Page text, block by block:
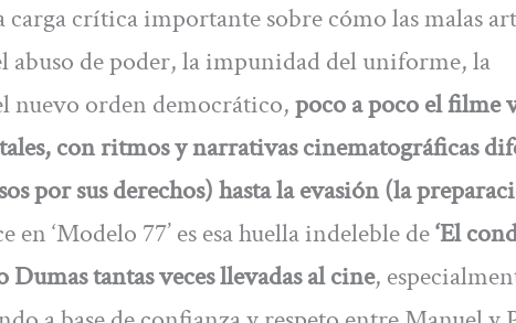
crítica importante sobre cómo las malas
abuso de poder, la impunidad del uniforme, la
nuevo orden democrático,poco a poco el filme
con ritmos y narrativas cinematográficas
por sus derechos) hasta la evasión (la
en ‘Modelo 77’ es esa huella indeleble de‘El
tantas veces llevadas al cine,